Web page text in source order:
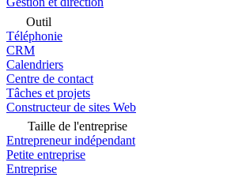
Outil
Téléphonie
CRM
Calendriers
Centre de contact
Tâches et projets
Constructeur de sites Web
Taille de l'entreprise
Entrepreneur indépendant
Petite entreprise
Entreprise